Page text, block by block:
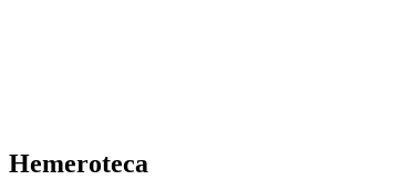
Hemeroteca